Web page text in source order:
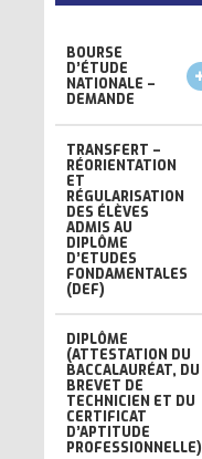
BOURSE
D’ÉTUDE
NATIONALE –
DEMANDE
TRANSFERT –
RÉORIENTATION
ET
RÉGULARISATION
DES ÉLÈVES
ADMIS AU
DIPLÔME
D’ETUDES
FONDAMENTALES
(DEF)
DIPLÔME
(ATTESTATION DU
BACCALAURÉAT, DU
BREVET DE
TECHNICIEN ET DU
CERTIFICAT
D’APTITUDE
PROFESSIONNELLE)